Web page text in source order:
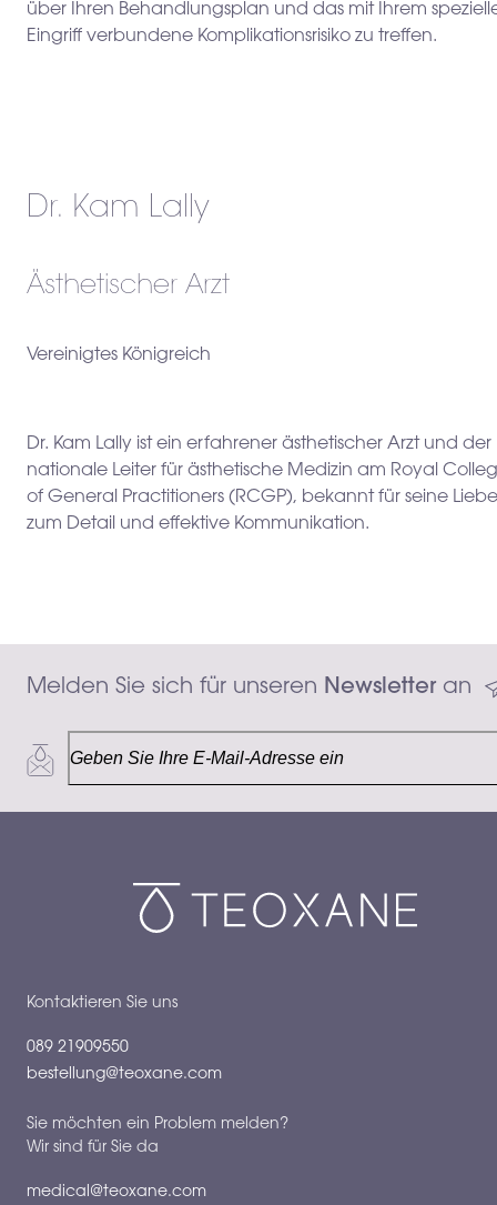
über Ihren Behandlungsplan und das mit Ihrem
Eingriff verbundene Komplikationsrisiko zu treffen.
Dr. Kam Lally
Ästhetischer Arzt
Vereinigtes Königreich
Dr. Kam Lally ist ein erfahrener ästhetischer Arzt und der
nationale Leiter für ästhetische Medizin am Royal
of General Practitioners (RCGP), bekannt für seine Liebe
zum Detail und effektive Kommunikation.
Melden Sie sich für unseren Newsletter an
Kontaktieren Sie uns
089 21909550
bestellung@teoxane.com
Sie möchten ein Problem melden?
Wir sind für Sie da
medical@teoxane.com